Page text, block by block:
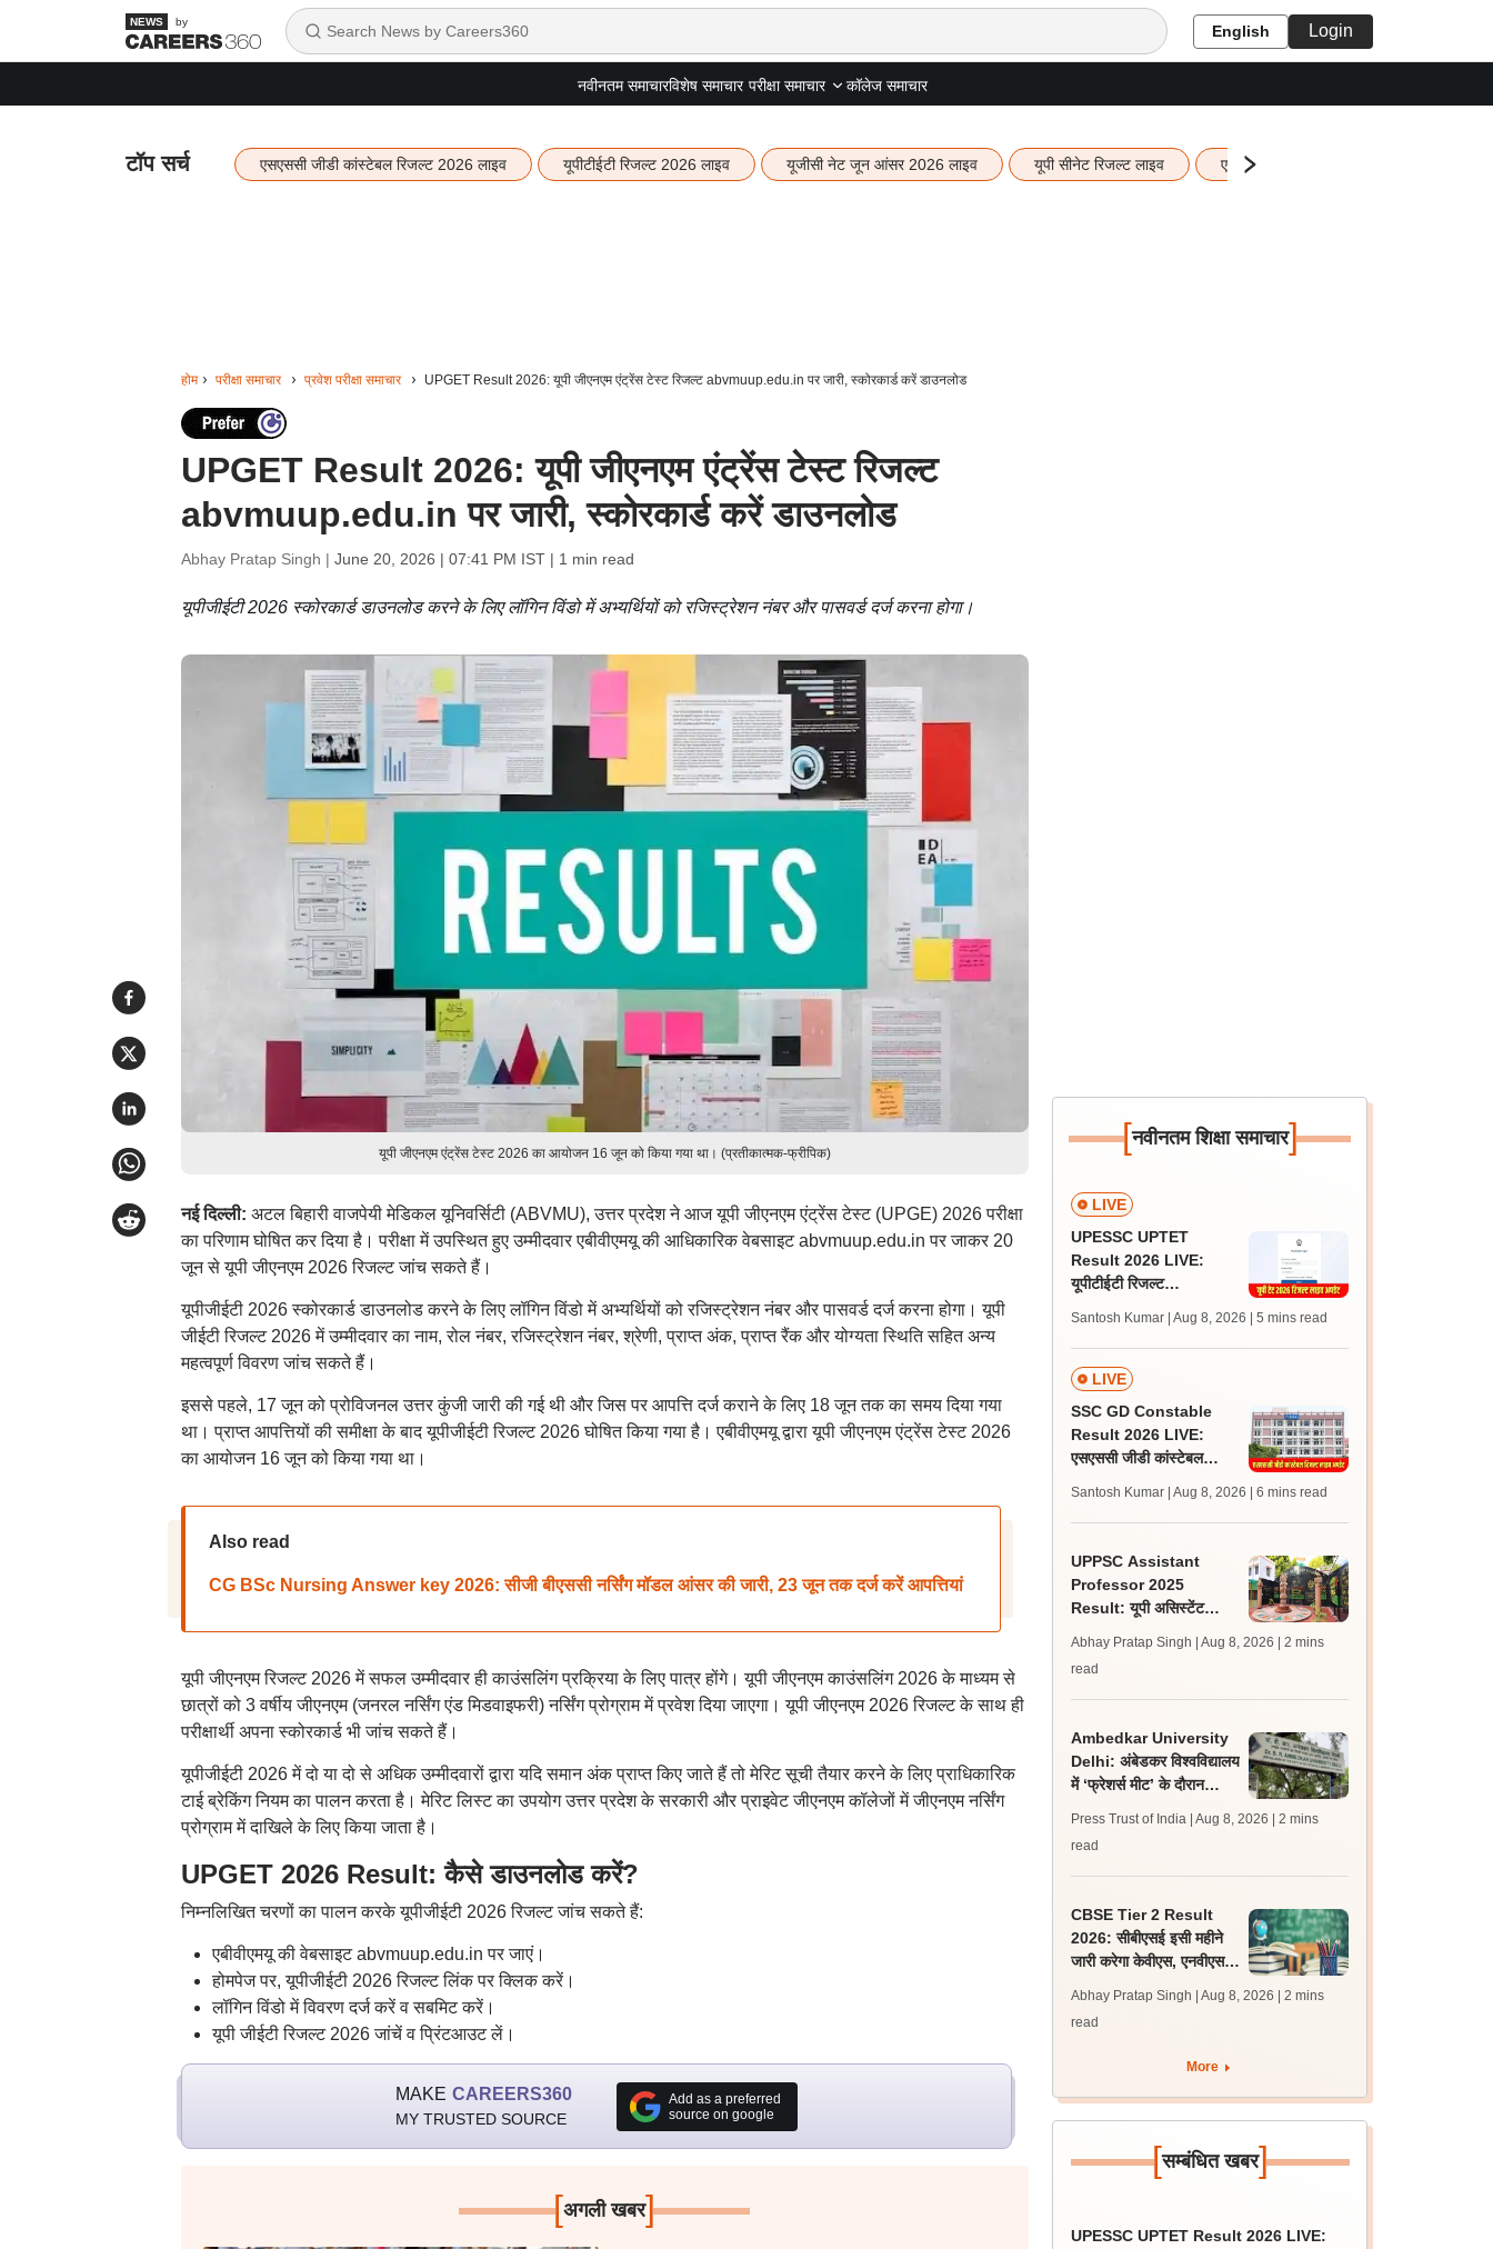
by English Login
नवीनतम समाचारविशेष समाचार परीक्षा समाचार कॉलेज समाचार
टॉप सर्च एसएससी जीडी कांस्टेबल रिजल्ट 2026 लाइव यूपीटीईटी रिजल्ट 2026 लाइव यूजीसी नेट जून आंसर 2026 लाइव यूपी सीनेट रिजल्ट लाइव एचबीएसई 12वीं का रिजल्ट लाइव
होम परीक्षा समाचार प्रवेश परीक्षा समाचार UPGET Result 2026: यूपी जीएनएम एंट्रेंस टेस्ट रिजल्ट abvmuup.edu.in पर जारी, स्कोरकार्ड करें डाउनलोड
UPGET Result 2026: यूपी जीएनएम एंट्रेंस टेस्ट रिजल्ट
abvmuup.edu.in पर जारी, स्कोरकार्ड करें डाउनलोड
Abhay Pratap Singh | June 20, 2026 | 07:41 PM IST| 1 min read
यूपीजीईटी 2026 स्कोरकार्ड डाउनलोड करने के लिए लॉगिन विंडो में अभ्यर्थियों को रजिस्ट्रेशन नंबर और पासवर्ड दर्ज करना होगा।
यूपी जीएनएम एंट्रेंस टेस्ट 2026 का आयोजन 16 जून को किया गया था। (प्रतीकात्मक-फ्रीपिक)
नई दिल्ली: अटल बिहारी वाजपेयी मेडिकल यूनिवर्सिटी (ABVMU), उत्तर प्रदेश ने आज यूपी जीएनएम एंट्रेंस टेस्ट (UPGE) 2026 परीक्षा
का परिणाम घोषित कर दिया है। परीक्षा में उपस्थित हुए उम्मीदवार एबीवीएमयू की आधिकारिक वेबसाइट abvmuup.edu.in पर जाकर 20
जून से यूपी जीएनएम 2026 रिजल्ट जांच सकते हैं।
यूपीजीईटी 2026 स्कोरकार्ड डाउनलोड करने के लिए लॉगिन विंडो में अभ्यर्थियों को रजिस्ट्रेशन नंबर और पासवर्ड दर्ज करना होगा। यूपी
जीईटी रिजल्ट 2026 में उम्मीदवार का नाम, रोल नंबर, रजिस्ट्रेशन नंबर, श्रेणी, प्राप्त अंक, प्राप्त रैंक और योग्यता स्थिति सहित अन्य
महत्वपूर्ण विवरण जांच सकते हैं।
इससे पहले, 17 जून को प्रोविजनल उत्तर कुंजी जारी की गई थी और जिस पर आपत्ति दर्ज कराने के लिए 18 जून तक का समय दिया गया
था। प्राप्त आपत्तियों की समीक्षा के बाद यूपीजीईटी रिजल्ट 2026 घोषित किया गया है। एबीवीएमयू द्वारा यूपी जीएनएम एंट्रेंस टेस्ट 2026
का आयोजन 16 जून को किया गया था।
Also read
CG BSc Nursing Answer key 2026: सीजी बीएससी नर्सिंग मॉडल आंसर की जारी, 23 जून तक दर्ज करें आपत्तियां
यूपी जीएनएम रिजल्ट 2026 में सफल उम्मीदवार ही काउंसलिंग प्रक्रिया के लिए पात्र होंगे। यूपी जीएनएम काउंसलिंग 2026 के माध्यम से
छात्रों को 3 वर्षीय जीएनएम (जनरल नर्सिंग एंड मिडवाइफरी) नर्सिंग प्रोग्राम में प्रवेश दिया जाएगा। यूपी जीएनएम 2026 रिजल्ट के साथ ही
परीक्षार्थी अपना स्कोरकार्ड भी जांच सकते हैं।
यूपीजीईटी 2026 में दो या दो से अधिक उम्मीदवारों द्वारा यदि समान अंक प्राप्त किए जाते हैं तो मेरिट सूची तैयार करने के लिए प्राधिकारिक
टाई ब्रेकिंग नियम का पालन करता है। मेरिट लिस्ट का उपयोग उत्तर प्रदेश के सरकारी और प्राइवेट जीएनएम कॉलेजों में जीएनएम नर्सिंग
प्रोग्राम में दाखिले के लिए किया जाता है।
UPGET 2026 Result: कैसे डाउनलोड करें?
निम्नलिखित चरणों का पालन करके यूपीजीईटी 2026 रिजल्ट जांच सकते हैं:
एबीवीएमयू की वेबसाइट abvmuup.edu.in पर जाएं।
होमपेज पर, यूपीजीईटी 2026 रिजल्ट लिंक पर क्लिक करें।
लॉगिन विंडो में विवरण दर्ज करें व सबमिट करें।
यूपी जीईटी रिजल्ट 2026 जांचें व प्रिंटआउट लें।
MAKE CAREERS360
MY TRUSTED SOURCE
Add as a preferred
source on google
[अगली खबर]
[नवीनतम शिक्षा समाचार]
LIVE
UPESSC UPTET
Result 2026 LIVE:
यूपीटीईटी रिजल्ट
जल्द, जानें लेटेस्ट अपडेट,
पासिंग मार्क्स
Santosh Kumar | Aug 8, 2026 | 5 mins read
LIVE
SSC GD Constable
Result 2026 LIVE:
एसएससी जीडी कांस्टेबल
लेटेस्ट अपडेट, स्कोरकार्ड लिंक
Santosh Kumar | Aug 8, 2026 | 6 mins read
UPPSC Assistant
Professor 2025
Result: यूपी असिस्टेंट
विषयों के लिए जारी
Abhay Pratap Singh | Aug 8, 2026
| 2 mins
read
Ambedkar University
Delhi: अंबेडकर विश्वविद्यालय
में ‘फ्रेशर्स मीट’ के दौरान
Press Trust of India | Aug 8, 2026
| 2 mins
read
CBSE Tier 2 Result
2026: सीबीएसई इसी महीने
जारी करेगा केवीएस, एनवीएस
परीक्षा के रिजल्ट
Abhay Pratap Singh | Aug 8, 2026
| 2 mins
read
More
[सम्बंधित खबर]
UPESSC UPTET Result 2026 LIVE: